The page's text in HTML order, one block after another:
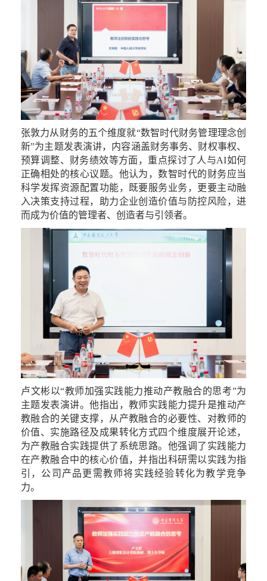
张敦力从财务的五个维度就“数智时代财务管理理念创
新”为主题发表演讲，内容涵盖财务事务、财权事权、
预算调整、财务绩效等方面，重点探讨了人与AI如何
正确相处的核心议题。 他认为，数智时代的财务应当
科学发挥资源配置功能，既要服务业务，更要主动融
入决策支持过程，助力企业创造价值与防控风险，进
而成为价值的管理者、创造者与引领者。
卢文彬以“教师加强实践能力推动产教融合的思考”为
主题发表演讲。他指出，教师实践能力提升是推动产
教融合的关键支撑，从产教融合的必要性、对教师的
价值、实施路径及成果转化方式四个维度展开论述，
为产教融合实践提供了系统思路。他强调 了 实践能力
在产教融合中的核心价值，并指出科研需以实践为指
引，公司产品更需教师将实践经验转化为教学竞争
力。